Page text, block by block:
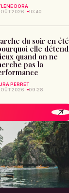
DORA
2026
10:40
du soir en été
elle détend
quand on ne
pas la
PERRET
2026
09:28